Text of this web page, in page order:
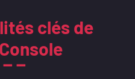
clés de